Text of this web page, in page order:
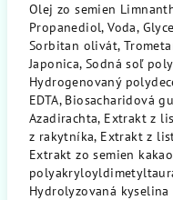
Olej zo semien
Propanediol, Voda,
Sorbitan olivát,
Japonica, Sodná soľ
Hydrogenovaný
EDTA, Biosacharidová
Azadirachta, Extrakt z
z rakytníka, Extrakt z
Extrakt zo semien
Hydrolyzovaná